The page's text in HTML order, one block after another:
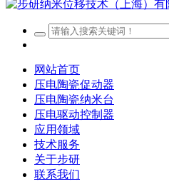
网站首页
压电陶瓷促动器
压电陶瓷纳米台
压电驱动控制器
应用领域
技术服务
关于步研
联系我们